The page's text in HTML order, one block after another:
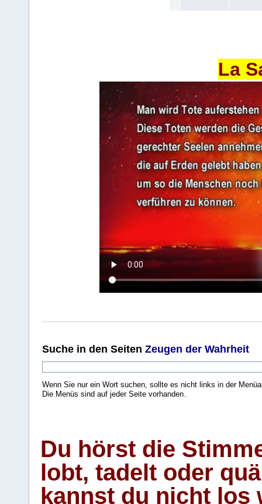
La
Suche in den Seiten Zeugen der Wahrheit
Wenn Sie nur ein Wort suchen, sollte es nicht links in der
Die Menüs sind auf jeder Seite vorhanden.
Du hörst die
lobt, tadelt oder
kannst du nicht los